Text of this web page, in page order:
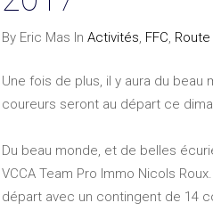
By Eric Mas In Activités, FFC, Route
Une fois de plus, il y aura du beau
coureurs seront au départ ce
Du beau monde, et de belles
VCCA Team Pro Immo Nicols
départ avec un contingent de 14